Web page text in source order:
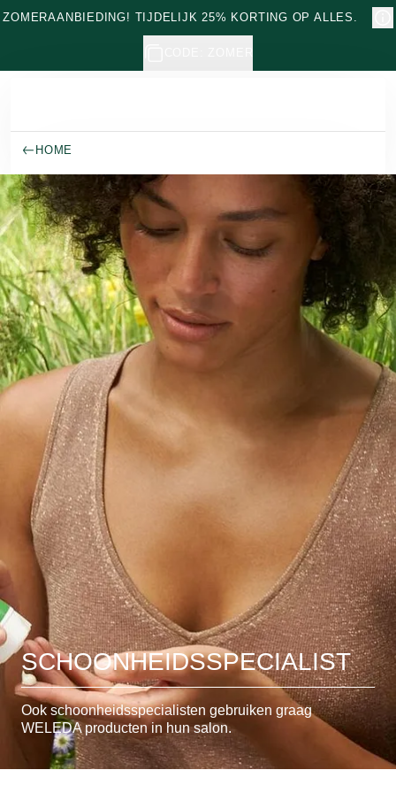
Naar hoofdinhoud gaan
ZOMERAANBIEDING! TIJDELIJK 25% KORTING OP ALLES.
HOME
SCHOONHEIDSSPECIALIST
Ook schoonheidsspecialisten gebruiken graag
WELEDA producten in hun salon.